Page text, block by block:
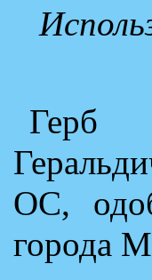
Герб
ОС,
города